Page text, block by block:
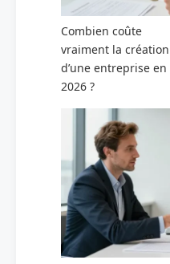
Combien coûte
vraiment la création
d’une entreprise en
2026 ?